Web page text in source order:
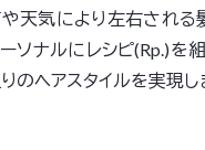
天気により左右される
ソナルにレシピ(Rp.)を
のヘアスタイルを実現し